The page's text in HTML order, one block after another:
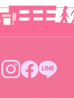
一覧に戻る